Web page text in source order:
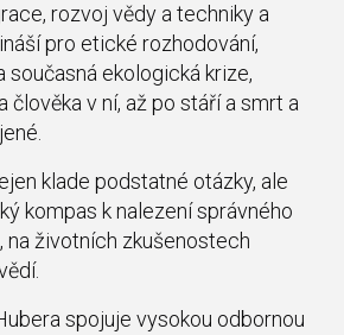
rozvoj vědy a techniky a
pro etické rozhodování,
ekologická krize,
člověka v ní, až po stáří a smrt a
klade podstatné otázky, ale
kompas k nalezení správného
na životních zkušenostech
spojuje vysokou odbornou